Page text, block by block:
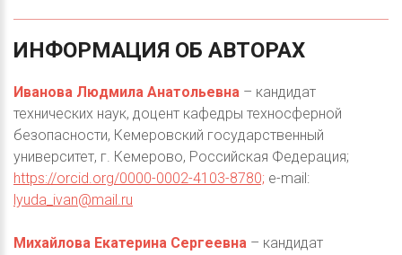
ИНФОРМАЦИЯ ОБ АВТОРАХ
Иванова Людмила Анатольевна – кандидат
технических наук, доцент кафедры техносферной
безопасности, Кемеровский государственный
университет, г. Кемерово, Российская Федерация;
https://orcid.org/0000-0002-4103-8780; e-mail:
lyuda_ivan@mail.ru
Михайлова Екатерина Сергеевна – кандидат